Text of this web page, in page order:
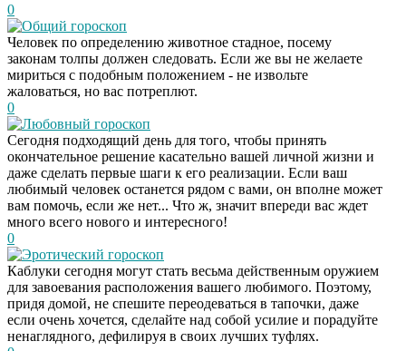
0
Общий гороскоп
Человек по определению животное стадное, посему
законам толпы должен следовать. Если же вы не желаете
мириться с подобным положением - не извольте
жаловаться, но вас потреплют.
0
Любовный гороскоп
Сегодня подходящий день для того, чтобы принять
окончательное решение касательно вашей личной жизни и
даже сделать первые шаги к его реализации. Если ваш
любимый человек останется рядом с вами, он вполне может
вам помочь, если же нет... Что ж, значит впереди вас ждет
много всего нового и интересного!
0
Эротический гороскоп
Каблуки сегодня могут стать весьма действенным оружием
для завоевания расположения вашего любимого. Поэтому,
придя домой, не спешите переодеваться в тапочки, даже
если очень хочется, сделайте над собой усилие и порадуйте
ненаглядного, дефилируя в своих лучших туфлях.